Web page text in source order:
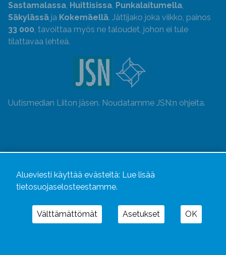
Sastamalassa, Huittisissa, Punkalaitumella,
Säkylässä ja Kokemäellä. Jättijako joka viikko, painos
33 000, tavoittaa myös ne taloudet, johon ei tule
tilattavaa lehteä.
Uutismedian Liiton jäsen. Noudatamme JSN:n ohjeita.
Alueviesti käyttää evästeitä: Lue lisää
tietosuojaselosteestamme.
Välttämättömät Asetukset OK